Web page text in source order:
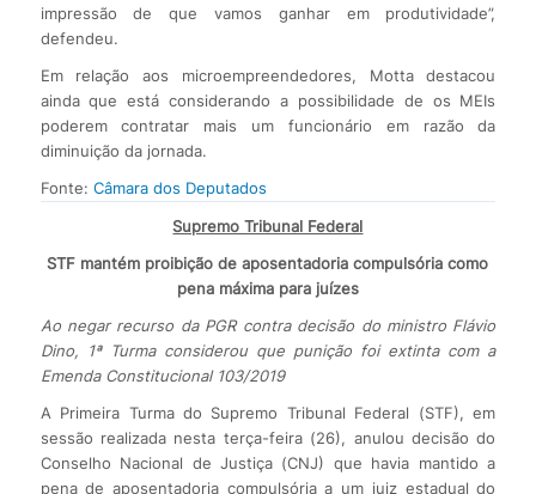
impressão de que vamos ganhar em produtividade”,
defendeu.
Em relação aos microempreendedores, Motta destacou
ainda que está considerando a possibilidade de os MEIs
poderem contratar mais um funcionário em razão da
diminuição da jornada.
Fonte: Câmara dos Deputados
Supremo Tribunal Federal
STF mantém proibição de aposentadoria compulsória como
pena máxima para juízes
Ao negar recurso da PGR contra decisão do ministro Flávio
Dino, 1ª Turma considerou que punição foi extinta com a
Emenda Constitucional 103/2019
A Primeira Turma do Supremo Tribunal Federal (STF), em
sessão realizada nesta terça-feira (26), anulou decisão do
Conselho Nacional de Justiça (CNJ) que havia mantido a
pena de aposentadoria compulsória a um juiz estadual do